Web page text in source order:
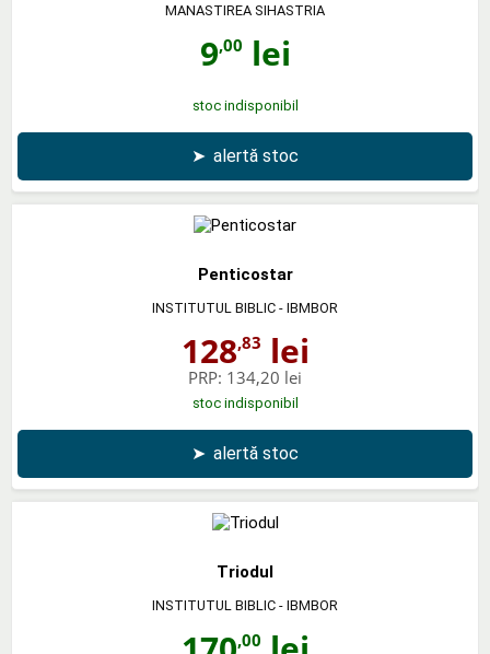
MANASTIREA SIHASTRIA
9,00 lei
stoc indisponibil
➤ alertă stoc
Penticostar
INSTITUTUL BIBLIC - IBMBOR
128,83 lei
PRP: 134,20 lei
stoc indisponibil
➤ alertă stoc
Triodul
INSTITUTUL BIBLIC - IBMBOR
,00